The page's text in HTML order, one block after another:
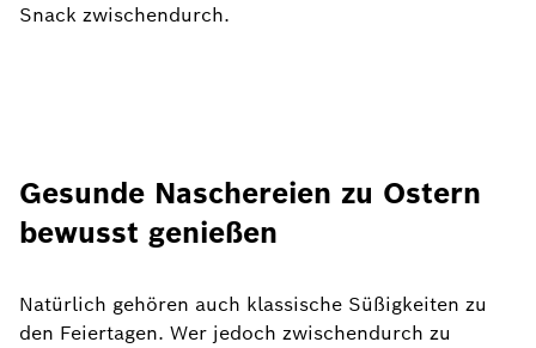
Snack zwischendurch.
Gesunde Naschereien zu Ostern
bewusst genießen
Natürlich gehören auch klassische Süßigkeiten zu
den Feiertagen. Wer jedoch zwischendurch zu